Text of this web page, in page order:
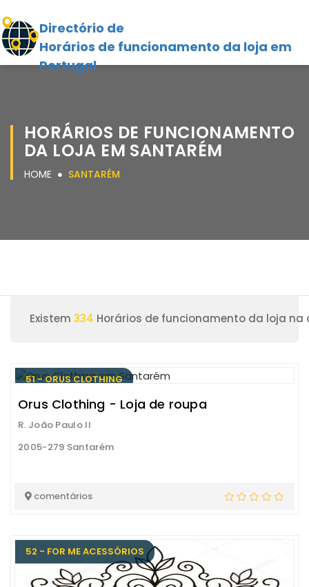
Directório de
Horários de funcionamento da loja em
Portugal
HORÁRIOS DE FUNCIONAMENTO
DA LOJA EM SANTARÉM
HOME SANTARÉM
Existem 334 Horários de funcionamento da loja na
51 - ORUS CLOTHING
Orus Clothing - Loja de roupa
R. João Paulo II
2005-279 Santarém
comentários
52 - FOR ME ACESSÓRIOS